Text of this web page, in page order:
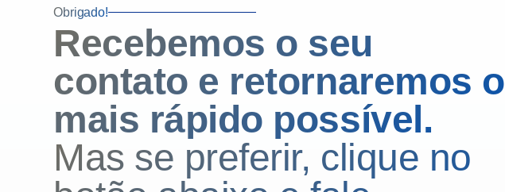
Obrigado!
Recebemos o seu
contato e retornaremos o
mais rápido possível.
Mas se preferir, clique no